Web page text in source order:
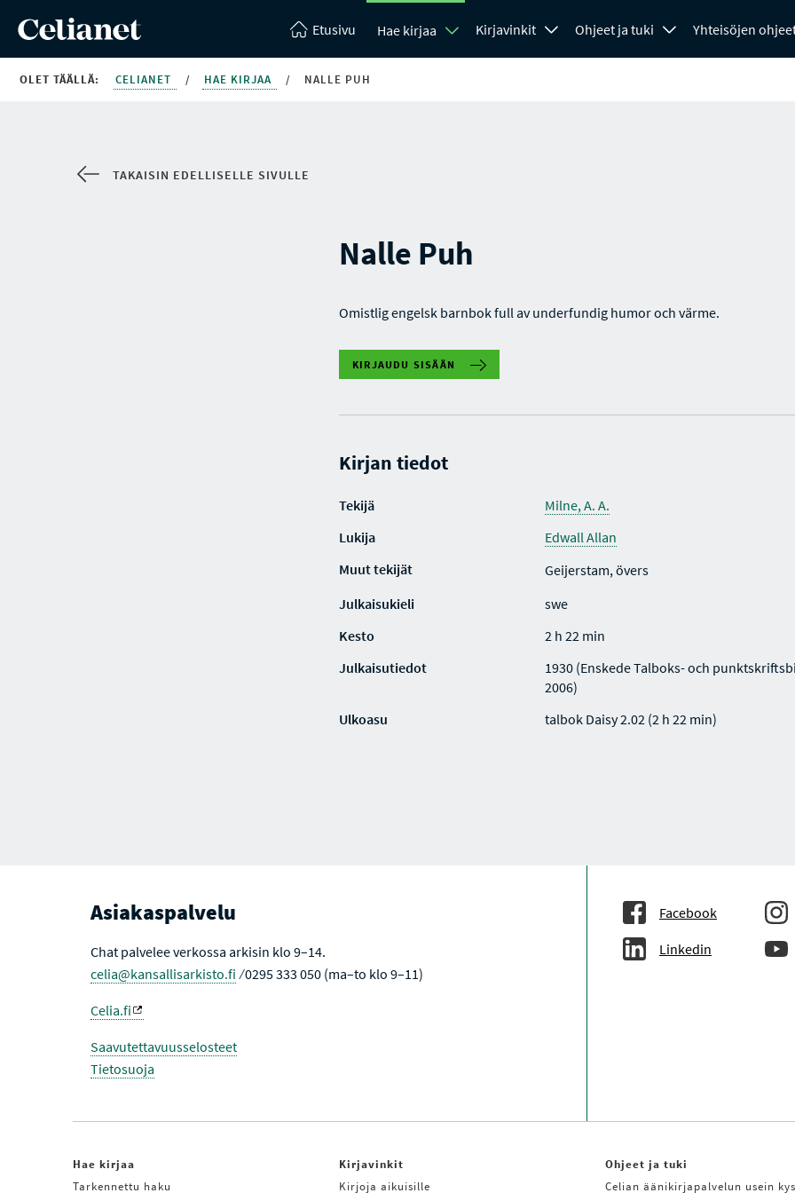
Etusivu Hae kirjaa Kirjavinkit Ohjeet ja tuki Yhteisöjen
OLET TÄÄLLÄ: CELIANET / HAE KIRJAA / NALLE PUH
TAKAISIN EDELLISELLE SIVULLE
Nalle Puh
Omistlig engelsk barnbok full av underfundig humor och värme.
KIRJAUDU SISÄÄN
Kirjan tiedot
Tekijä
Milne, A. A.
Lukija
Edwall Allan
Muut tekijät
Geijerstam, övers
Julkaisukieli
swe
Kesto
2 h 22 min
Julkaisutiedot
1930 (Enskede Talboks- och
2006)
Ulkoasu
talbok Daisy 2.02 (2 h 22 min)
Asiakaspalvelu
Chat palvelee verkossa arkisin klo 9–14.
celia@kansallisarkisto.fi ⁄ 0295 333 050 (ma–to klo 9–11)
Celia.fi
Saavutettavuusselosteet
Tietosuoja
Facebook
Linkedin
Hae kirjaa
Tarkennettu haku
Kirjavinkit
Kirjoja aikuisille
Ohjeet ja tuki
Celian äänikirjapalvelun usein